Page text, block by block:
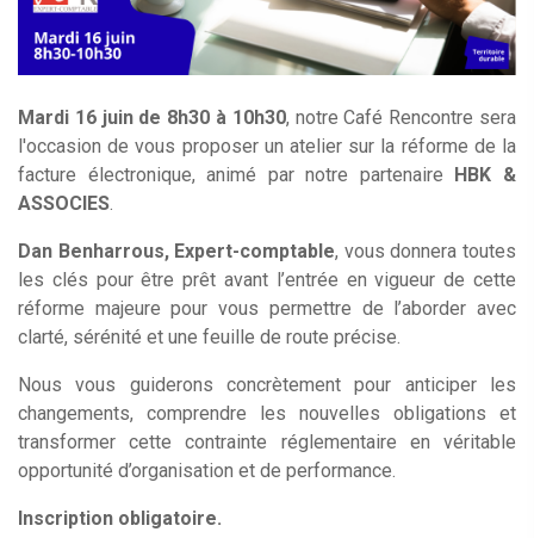
Mardi 16 juin de 8h30 à 10h30, notre Café Rencontre sera
l'occasion de vous proposer un atelier sur la réforme de la
facture électronique, animé par notre partenaire HBK &
ASSOCIES.
Dan Benharrous, Expert-comptable, vous donnera toutes
les clés pour être prêt avant l’entrée en vigueur de cette
réforme majeure pour vous permettre de l’aborder avec
clarté, sérénité et une feuille de route précise.
Nous vous guiderons concrètement pour anticiper les
changements, comprendre les nouvelles obligations et
transformer cette contrainte réglementaire en véritable
opportunité d’organisation et de performance.
Inscription obligatoire.